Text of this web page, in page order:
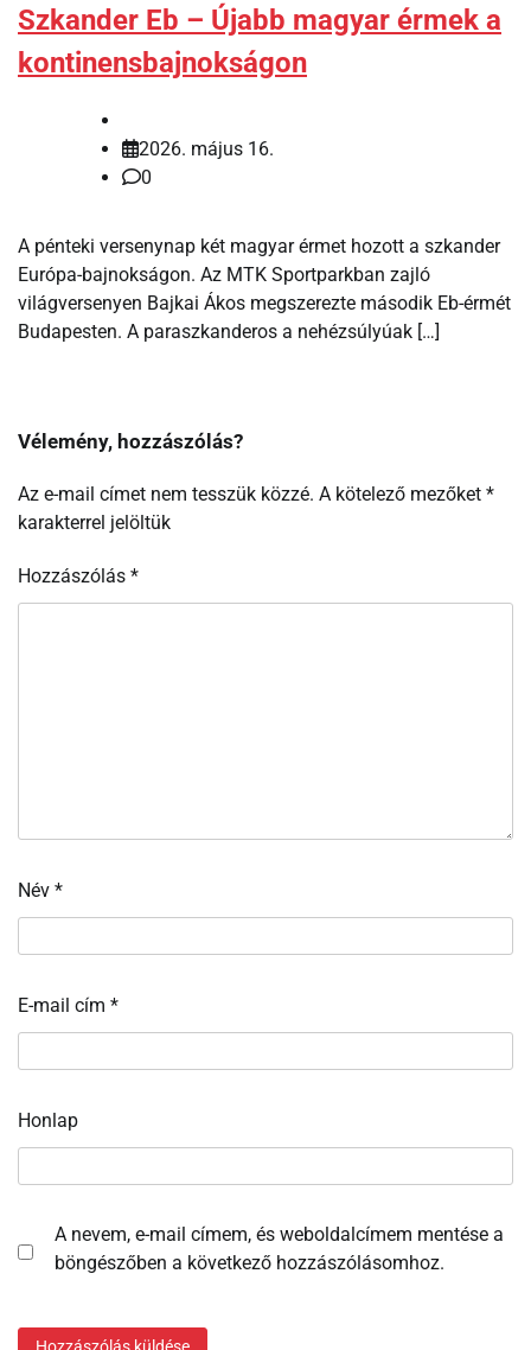
Szkander Eb – Újabb magyar érmek a
kontinensbajnokságon
2026. május 16.
0
A pénteki versenynap két magyar érmet hozott a szkander
Európa-bajnokságon. Az MTK Sportparkban zajló
világversenyen Bajkai Ákos megszerezte második Eb-érmét
Budapesten. A paraszkanderos a nehézsúlyúak […]
Vélemény, hozzászólás?
Az e-mail címet nem tesszük közzé. A kötelező mezőket *
karakterrel jelöltük
Hozzászólás *
Név *
E-mail cím *
Honlap
A nevem, e-mail címem, és weboldalcímem mentése a
böngészőben a következő hozzászólásomhoz.